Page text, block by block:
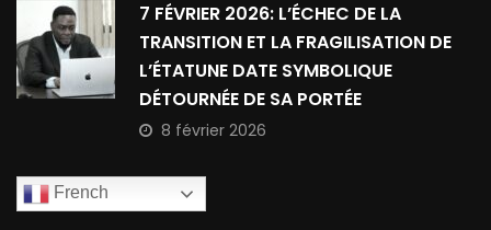
7 FÉVRIER 2026: L’ÉCHEC DE LA
TRANSITION ET LA FRAGILISATION DE
L’ÉTATUNE DATE SYMBOLIQUE
DÉTOURNÉE DE SA PORTÉE
8 février 2026
French